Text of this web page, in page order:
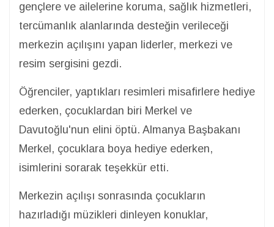
gençlere ve ailelerine koruma, sağlık hizmetleri,
tercümanlık alanlarında desteğin verileceği
merkezin açılışını yapan liderler, merkezi ve
resim sergisini gezdi.
Öğrenciler, yaptıkları resimleri misafirlere hediye
ederken, çocuklardan biri Merkel ve
Davutoğlu'nun elini öptü. Almanya Başbakanı
Merkel, çocuklara boya hediye ederken,
isimlerini sorarak teşekkür etti.
Merkezin açılışı sonrasında çocukların
hazırladığı müzikleri dinleyen konuklar,